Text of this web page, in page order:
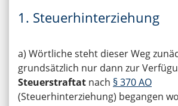
1. Steuerhinterziehung
a) Wörtliche steht dieser Weg
grundsätzlich nur dann zur
Steuerstraftat nach § 370 AO
(Steuerhinterziehung) begangen